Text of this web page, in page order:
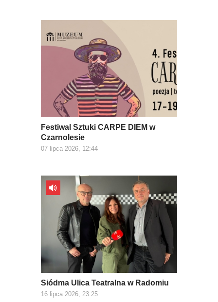
Festiwal Sztuki CARPE DIEM w
Czarnolesie
07 lipca 2026, 12:44
Siódma Ulica Teatralna w Radomiu
16 lipca 2026, 23:25